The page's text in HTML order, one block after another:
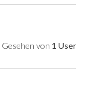
Gesehen von 1 User